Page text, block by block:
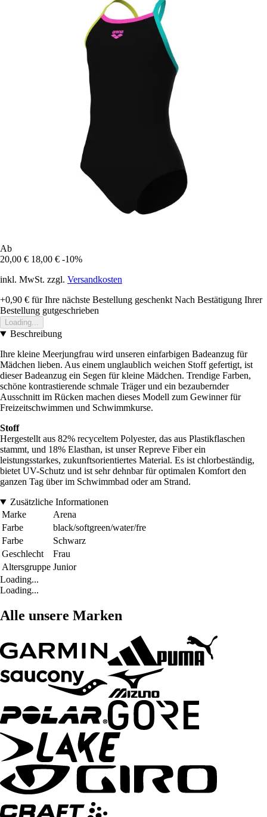
Ab
20,00 € 18,00 € -10%
inkl. MwSt. zzgl. Versandkosten
+0,90 € für Ihre nächste Bestellung geschenkt Nach Bestätigung Ihrer
Bestellung gutgeschrieben
Loading...
Beschreibung
Ihre kleine Meerjungfrau wird unseren einfarbigen Badeanzug für
Mädchen lieben. Aus einem unglaublich weichen Stoff gefertigt, ist
dieser Badeanzug ein Segen für kleine Mädchen. Trendige Farben,
schöne kontrastierende schmale Träger und ein bezaubernder
Ausschnitt im Rücken machen dieses Modell zum Gewinner für
Freizeitschwimmen und Schwimmkurse.
Stoff
Hergestellt aus 82% recyceltem Polyester, das aus Plastikflaschen
stammt, und 18% Elasthan, ist unser Repreve Fiber ein
leistungsstarkes, zukunftsorientiertes Material. Es ist chlorbeständig,
bietet UV-Schutz und ist sehr dehnbar für optimalen Komfort den
ganzen Tag über im Schwimmbad oder am Strand.
Zusätzliche Informationen
Marke
Arena
Farbe
black/softgreen/water/fre
Farbe
Schwarz
Geschlecht
Frau
Altersgruppe Junior
Loading...
Loading...
Alle unsere Marken